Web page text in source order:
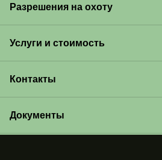
Разрешения на охоту
Услуги и стоимость
Контакты
Документы